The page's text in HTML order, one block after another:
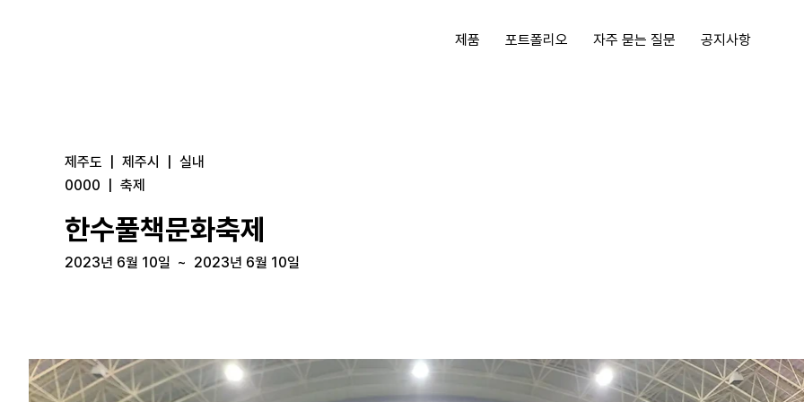
제품 포트폴리오 자주 묻는 질문 공지사항
제주도 제주시
실내
0000
축제
한수풀책문화축제
2023년 6월 10일 ~ 2023년 6월 10일